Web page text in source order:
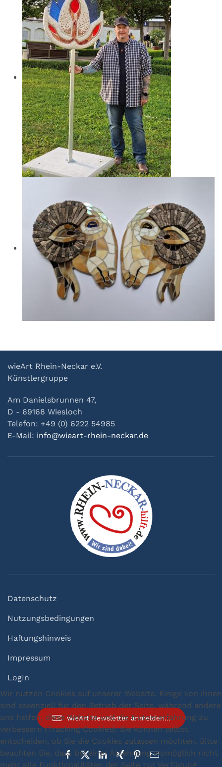
wieArt Rhein-Neckar e.V.
Künstlergruppe
Am Danielsbrunnen 47,
D - 69168 Wiesloch
Telefon: +49 (0) 6222 54985
E-Mail: info@wieart-rhein-neckar.de
Datenschutz
Nutzungsbedingungen
Haftungshinweis
Impressum
LogIn
wieArt Newsletter anmelden...
Wir nutzen Cookies auf unserer Website. Einige von ihnen
sind essenziell für den Betrieb der Seite, während andere
uns helfen, diese Website und die Nutzererfahrung zu
verbessern (Tracking Cookies). Sie können selbst
entscheiden, ob Sie die Cookies zulassen möchten. Bitte
beachten Sie, dass bei einer Ablehnung womöglich nicht
mehr alle Funktionalitäten der Seite zur Verfügung